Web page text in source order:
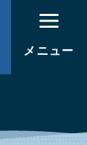
メニュー